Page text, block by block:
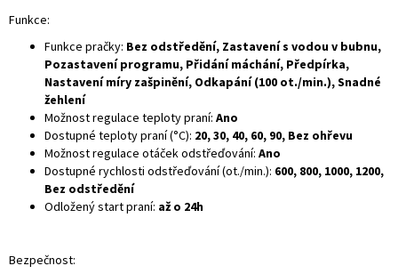
Funkce:
Funkce pračky: Bez odstředění, Zastavení s vodou v bubnu,
Pozastavení programu, Přidání máchání, Předpírka,
Nastavení míry zašpinění, Odkapání (100 ot./min.), Snadné
žehlení
Možnost regulace teploty praní: Ano
Dostupné teploty praní (°C): 20, 30, 40, 60, 90, Bez ohřevu
Možnost regulace otáček odstřeďování: Ano
Dostupné rychlosti odstřeďování (ot./min.): 600, 800, 1000, 1200,
Bez odstředění
Odložený start praní: až o 24h
Bezpečnost: